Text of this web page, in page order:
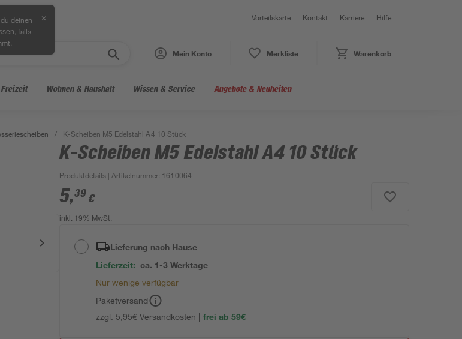
deinen
, falls
✕ Vorteilskarte Kontakt Karriere Hilfe
Mein Konto Merkliste Warenkorb
Wohnen & Haushalt Wissen & Service Angebote & Neuheiten
/ K-Scheiben M5 Edelstahl A4 10 Stück
K-Scheiben M5 Edelstahl A4 10 Stück
Produktdetails | Artikelnummer: 1610064
5,39 €
inkl. 19% MwSt.
Lieferung nach Hause
Lieferzeit: ca. 1-3 Werktage
Nur wenige verfügbar
Paketversand
zzgl. 5,95€ Versandkosten | frei ab 59€